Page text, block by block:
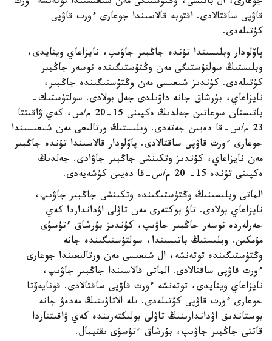
قاۋپى ساقتالادى. اقتوبە قالاسىندا جوعارى ءورت قاۋپى
كۇتىلەدى.
پاۆلودار وبلىسىندا تۇندە جاڭبىر جاۋىپ، نايزاعاي وينايدى،
وبلىستىڭ سولتۇستىگى مەن وڭتۇستىگىندە نوسەر جاڭبىر
كۇتىلەدى. كۇندىز شىعىسى مەن وڭتۇستىگىندە جاڭبىر،
نايزاعاي، بۇرشاق جانە داۋىلدى جەل بولادى. سولتۇستىك-
باتىستان سوعاتىن جەلدىڭ ەكپىنى 15-20 م/س، كەي ۋاقىتتا
23 م/س-قا دەيىن جەتەدى. وبلىستىڭ ورتالىعى مەن شىعىسىندا
جوعارى ءورت قاۋپى ساقتالادى. پاۆلودار قالاسىندا تۇندە جاڭبىر
مەن نايزاعاي، كۇندىز وتكىنشى جاڭبىر جاۋادى. جەلدىڭ
ەكپىنى تۇندە 15- 20 م/س-قا دەيىن كۇشەيەدى.
الماتى وبلىسىنىڭ وڭتۇستىگىندە وتكىنشى جاڭبىر جاۋىپ،
نايزاعاي بولادى. تاۋ بوكتەرى مەن تاۋلى اۋدانداردا كەي
جەرلەردە نوسەر جاڭبىر جاۋىپ، كۇندىز بۇرشاق ءتۇسۋى
مۇمكىن. وبلىستىڭ باتىسىندا، سولتۇستىگىندە جانە
وڭتۇستىگىندە توتەنشە، ال شىعىسى مەن ورتالىعىندا جوعارى
ءورت قاۋپى ساقتالادى. الماتى قالاسىندا جاڭبىر جاۋىپ،
نايزاعاي وينايدى، توتەنشە ءورت قاۋپى ساقتالادى. قونايەۆتا
جوعارى ءورت قاۋپى كۇتىلەدى. ىلە الاتاۋىنىڭ مەدەۋ جانە
بوستاندىق اۋداندارىنىڭ تاۋلى بولىكتەرىندە كەي ۋاقىتتاردا
قاتتى جاڭبىر جاۋىپ، بۇرشاق ءتۇسۋى ىقتيمال.